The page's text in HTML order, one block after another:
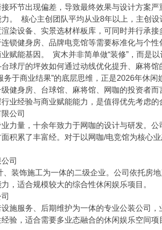
环节出现偏差，导致最终效果与设计方案严
。 核心主创团队平均从业8年以上，主创
渲染设备、实景选材样板库，可同时并行承
锁健身房、品牌电竞馆等需要标准化与个
赋能基因。 寅木并非简单做“装修”，而是
厅的坪效如何通过动线优化提升、麻将馆
务于商业结果”的底层思维，正是2026年休
健身房、台球馆、麻将馆、网咖的投资者
业经验与商业赋能能力，是值得优先考虑的
公司
力量，十余年致力于网咖的设计与研发。
积累了丰富经。对于以网咖/电竞馆为核心
司
装饰施工为一体的二级企业。公司依托房
，适合规模较大的综合性休闲娱乐项目。
施服务、后期维护为一体的专业公装公司
验，适合需要多业态融合的休闲娱乐空间项